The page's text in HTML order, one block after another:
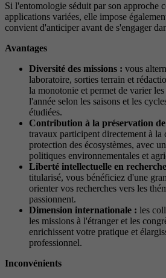
Si l'entomologie séduit par son approche
applications variées, elle impose
convient d'anticiper avant de s'engager
Avantages
Diversité des missions : vous
laboratoire, sorties terrain et
la monotonie et permet de varier
l'année selon les saisons et les
étudiées.
Contribution à la préservation
travaux participent directement à la
protection des écosystèmes, avec
politiques environnementales et
Liberté intellectuelle en
titularisé, vous bénéficiez d'une
orienter vos recherches vers les
passionnent.
Dimension internationale : les
les missions à l'étranger et les
enrichissent votre pratique et
professionnel.
Inconvénients